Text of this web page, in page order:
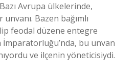
Avrupa ülkelerinde,
Bazen bağımlı
feodal düzene entegre
bu unvan
ve ilçenin yöneticisiydi.